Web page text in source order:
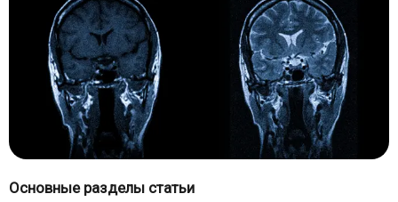
Основные разделы статьи